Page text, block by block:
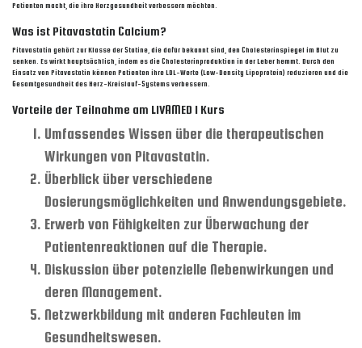
Patienten macht, die ihre Herzgesundheit verbessern möchten.
Was ist Pitavastatin Calcium?
Pitavastatin gehört zur Klasse der Statine, die dafür bekannt sind, den Cholesterinspiegel im Blut zu
senken. Es wirkt hauptsächlich, indem es die Cholesterinproduktion in der Leber hemmt. Durch den
Einsatz von Pitavastatin können Patienten ihre LDL-Werte (Low-Density Lipoprotein) reduzieren und die
Gesamtgesundheit des Herz-Kreislauf-Systems verbessern.
Vorteile der Teilnahme am LIVAMED 1 Kurs
Umfassendes Wissen über die therapeutischen
Wirkungen von Pitavastatin.
Überblick über verschiedene
Dosierungsmöglichkeiten und Anwendungsgebiete.
Erwerb von Fähigkeiten zur Überwachung der
Patientenreaktionen auf die Therapie.
Diskussion über potenzielle Nebenwirkungen und
deren Management.
Netzwerkbildung mit anderen Fachleuten im
Gesundheitswesen.